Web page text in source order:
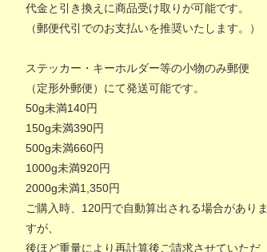
代金と引き換えに商品受け取りが可能です。
（郵便代引でのお支払いを推奨いたします。）
ステッカー・キーホルダー等の小物のみ郵便
（定形外郵便）にて発送可能です。
50g未満140円
150g未満390円
500g未満660円
1000g未満920円
2000g未満1,350円
ご購入時、120円で自動算出される場合がありま
すが、
後ほど重量により再計算後ご請求させていただ